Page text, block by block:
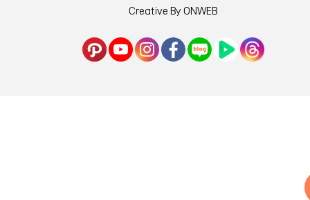
Creative By ONWEB